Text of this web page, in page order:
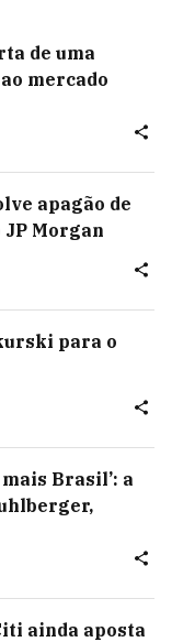
de uma
mercado
apagão de
JP Morgan
para o
Brasil’: a
ainda aposta